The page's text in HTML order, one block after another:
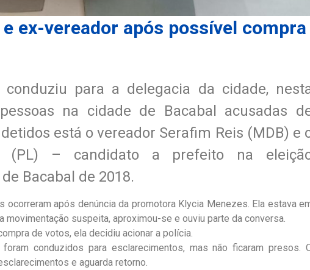
ex-vereador após possível compra
para a delegacia da cidade,
na cidade de Bacabal acusadas
está o vereador Serafim Reis (MDB) e
(PL) – candidato a prefeito na
Bacabal de 2018.
ocorreram após denúncia da promotora Klycia Menezes. Ela estava
movimentação suspeita, aproximou-se e ouviu parte da conversa.
de votos, ela decidiu acionar a polícia.
conduzidos para esclarecimentos, mas não ficaram presos.
e aguarda retorno.